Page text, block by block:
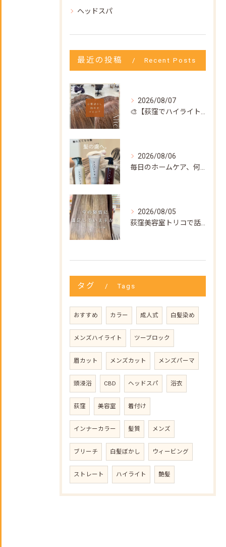
ヘッドスパ
最近の投稿 Recent Posts
2026/08/07
2026/08/06
2026/08/05
タグ Tags
おすすめ カラー 成人式 白髪染め
メンズハイライト ツーブロック
眉カット メンズカット メンズパーマ
頭浸浴 CBD ヘッドスパ 浴衣
荻窪 美容室 着付け
インナーカラー 髪質 メンズ
ブリーチ 白髪ぼかし ウィービング
ストレート ハイライト 艶髪